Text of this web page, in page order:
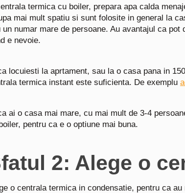
termica cu boiler, prepara apa calda
mai mult spatiu si sunt folosite in general la
un numar mare de persoane. Au avantajul ca
e nevoie.
locuiesti la aprtament, sau la o casa pana in
termica instant este suficienta. De exemplu
ai o casa mai mare, cu mai mult de 3-4
pentru ca e o optiune mai buna.
2: Alege o
o centrala termica in condensatie, pentru ca